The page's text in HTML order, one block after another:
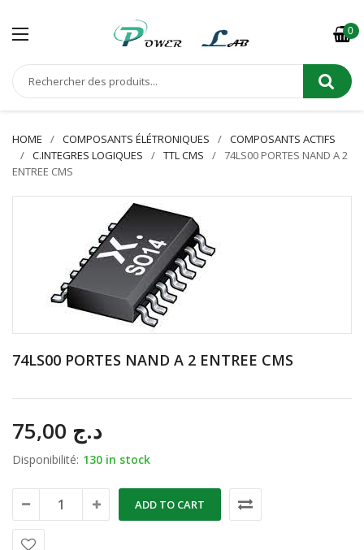
0
HOME COMPOSANTS ÉLÉTRONIQUES
COMPOSANTS ACTIFS
C.INTEGRES LOGIQUES
TTL CMS
74LS00 PORTES NAND A 2
ENTREE CMS
74LS00 PORTES NAND A 2 ENTREE CMS
د.ج
Disponibilité: 130 in stock
ADD TO CART